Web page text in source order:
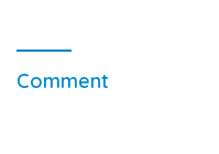
Comment